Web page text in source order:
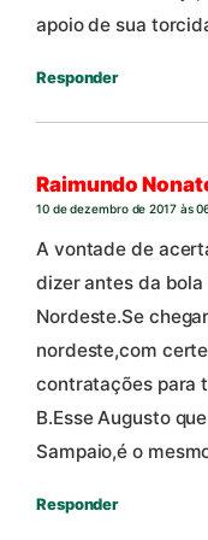
apoio de sua
Responder
Raimundo
10 de dezembro de 2017 às
A vontade de
dizer antes da
Nordeste.Se
nordeste,com
contratações para
B.Esse Augusto
Sampaio,é o
Responder